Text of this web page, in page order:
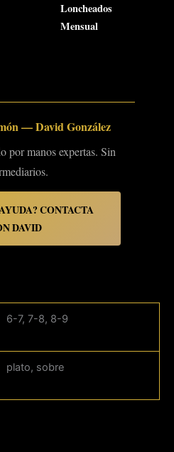
Loncheados
Mensual
— David González
por manos expertas. Sin
CONTACTA
DAVID
6-7, 7-8, 8-9
plato, sobre